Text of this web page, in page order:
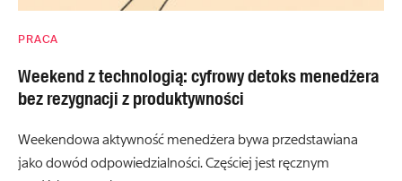
PRACA
Weekend z technologią: cyfrowy detoks menedżera
bez rezygnacji z produktywności
Weekendowa aktywność menedżera bywa przedstawiana
jako dowód odpowiedzialności. Częściej jest ręcznym